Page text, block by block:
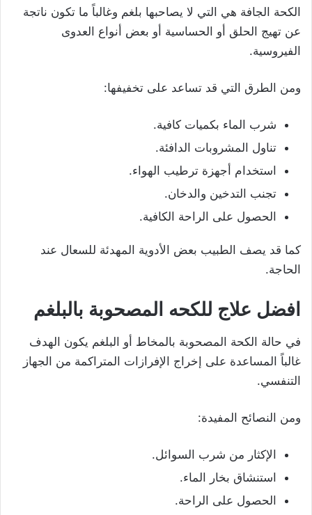
الكحة الجافة هي التي لا يصاحبها بلغم وغالباً ما تكون ناتجة
عن تهيج الحلق أو الحساسية أو بعض أنواع العدوى
الفيروسية.
ومن الطرق التي قد تساعد على تخفيفها:
شرب الماء بكميات كافية.
تناول المشروبات الدافئة.
استخدام أجهزة ترطيب الهواء.
تجنب التدخين والدخان.
الحصول على الراحة الكافية.
كما قد يصف الطبيب بعض الأدوية المهدئة للسعال عند
الحاجة.
افضل علاج للكحه المصحوبة بالبلغم
في حالة الكحة المصحوبة بالمخاط أو البلغم يكون الهدف
غالباً المساعدة على إخراج الإفرازات المتراكمة من الجهاز
التنفسي.
ومن النصائح المفيدة:
الإكثار من شرب السوائل.
استنشاق بخار الماء.
الحصول على الراحة.